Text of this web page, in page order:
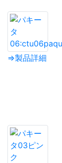
⇒製品詳細